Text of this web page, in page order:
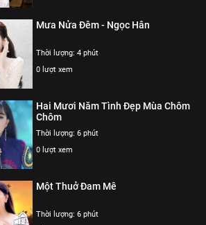
máu đỏ da vàng
nơi chiến trường
là anh em một nhà
sau.
Mưa Nửa Đêm - Ngọc Hân
Thời lượng: 4 phút
0 lượt xem
Hai Mươi Năm Tình Đẹp Mùa Chôm
Chôm
Thời lượng: 6 phút
0 lượt xem
Một Thuở Đam Mê
Thời lượng: 6 phút